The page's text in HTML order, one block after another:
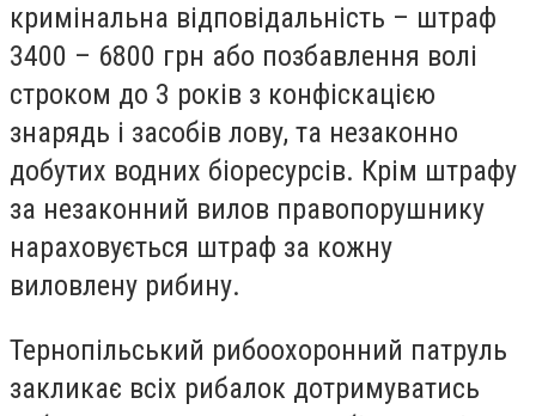
кримінальна відповідальність – штраф
3400 – 6800 грн або позбавлення волі
строком до 3 років з конфіскацією
знарядь і засобів лову, та незаконно
добутих водних біоресурсів. Крім штрафу
за незаконний вилов правопорушнику
нараховується штраф за кожну
виловлену рибину.
Тернопільський рибоохоронний патруль
закликає всіх рибалок дотримуватись